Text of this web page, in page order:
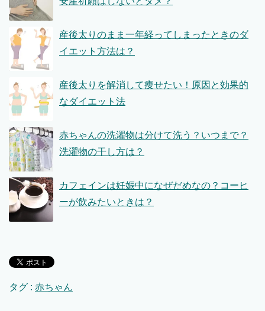
産後太りのまま一年経ってしまったときのダ
イエット方法は？
産後太りを解消して痩せたい！原因と効果的
なダイエット法
赤ちゃんの洗濯物は分けて洗う？いつまで？
洗濯物の干し方は？
カフェインは妊娠中になぜだめなの？コーヒ
ーが飲みたいときは？
タグ : 赤ちゃん